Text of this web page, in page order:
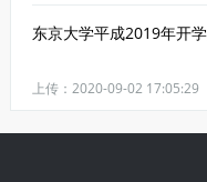
东京大学平成2019年开
上传：2020-09-02 17:05:29